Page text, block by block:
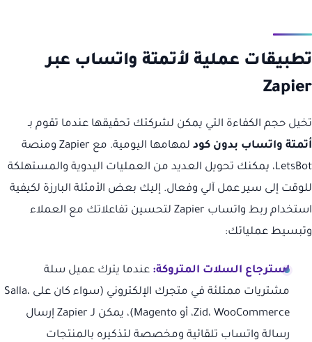
تطبيقات عملية لأتمتة واتساب عبر
Zapier
تخيل حجم الكفاءة التي يمكن لشركتك تحقيقها عندما تقوم بـ
أتمتة واتساب بدون كود
لمهامها اليومية. مع Zapier ومنصة
LetsBot، يمكنك تحويل العديد من العمليات اليدوية والمستهلكة
للوقت إلى سير عمل آلي وفعال. إليك بعض الأمثلة البارزة لكيفية
استخدام ربط واتساب Zapier لتحسين تفاعلاتك مع العملاء
وتبسيط عملياتك:
استرجاع السلات المتروكة: عندما يترك عميل سلة
مشتريات ممتلئة في متجرك الإلكتروني (سواء كان على Salla،
Zid، WooCommerce، أو Magento)، يمكن لـ Zapier إرسال
رسالة واتساب تلقائية ومخصصة لتذكيره بالمنتجات